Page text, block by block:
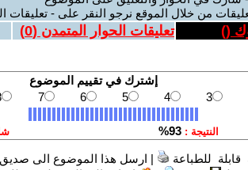
من خلال الموقع نرجو النقر على - تعليقات
(
) تعليقات الحوار المتمدن (0
)
للطباعة | ارسل هذا الموضوع الى